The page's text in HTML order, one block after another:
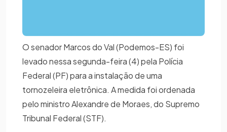
O senador Marcos do Val (Podemos-ES) foi
levado nessa segunda-feira (4) pela Polícia
Federal (PF) para a instalação de uma
tornozeleira eletrônica. A medida foi ordenada
pelo ministro Alexandre de Moraes, do Supremo
Tribunal Federal (STF).